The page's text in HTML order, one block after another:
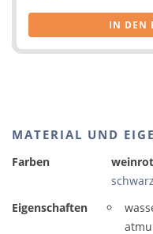
IN DEN
MATERIAL UND
Farben weinrot
schwarz
Eigenschaften